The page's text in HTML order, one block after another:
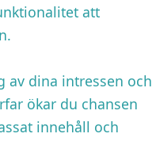
att
av dina intressen och
ökar du chansen
innehåll och